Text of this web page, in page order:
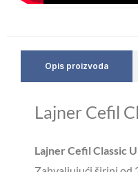
Opis proizvoda
Lajner Cefil
Lajner Cefil Classic